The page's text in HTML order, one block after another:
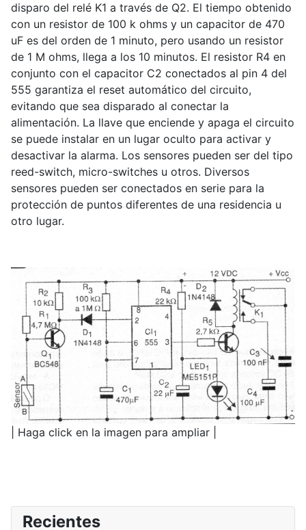
disparo del relé K1 a través de Q2. El tiempo obtenido
con un resistor de 100 k ohms y un capacitor de 470
uF es del orden de 1 minuto, pero usando un resistor
de 1 M ohms, llega a los 10 minutos. El resistor R4 en
conjunto con el capacitor C2 conectados al pin 4 del
555 garantiza el reset automático del circuito,
evitando que sea disparado al conectar la
alimentación. La llave que enciende y apaga el circuito
se puede instalar en un lugar oculto para activar y
desactivar la alarma. Los sensores pueden ser del tipo
reed-switch, micro-switches u otros. Diversos
sensores pueden ser conectados en serie para la
protección de puntos diferentes de una residencia u
otro lugar.
| Haga click en la imagen para ampliar |
Recientes